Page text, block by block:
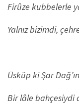
Firûze kubbelerle
Yalnız bizimdi,
Üsküp ki Şar
Bir lâle bahçesiydi